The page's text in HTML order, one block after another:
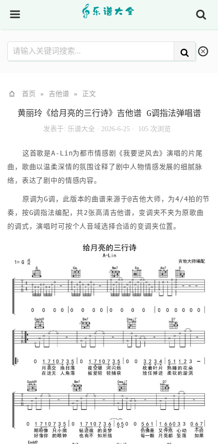
首页 » 吉他谱 » 正文
黄丽玲《给月亮的三行诗》吉他谱 G调指法弹唱谱
发表于: 乐谱大全 · 2026-6-25 · 105 次浏览
这首歌是A-Lin为都市情感剧《我要逆风去》演唱的片尾
曲，歌曲以温柔深情的氛围诠释了剧中人物情感发展的细腻脉
络，表达了剧中的情感内容。
原调为G调，此版本的曲谱来源于@吉他大师，为4/4拍的节
奏，按G调指法编配，共2张高清吉他谱，变调夹不夹为原歌曲
的调式，演唱时可按个人音域选择合适的变调夹位置。